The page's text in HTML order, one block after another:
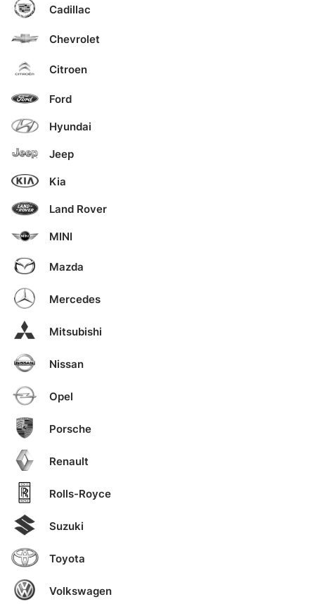
Cadillac
Chevrolet
Citroen
Ford
Hyundai
Jeep
Kia
Land Rover
MINI
Mazda
Mercedes
Mitsubishi
Nissan
Opel
Porsche
Renault
Rolls-Royce
Suzuki
Toyota
Volkswagen